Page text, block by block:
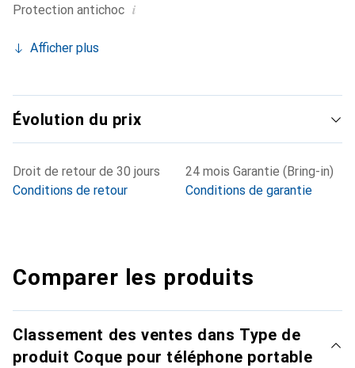
Protection antichoc i
Afficher plus
Évolution du prix
Droit de retour de 30 jours
Conditions de retour
24 mois Garantie (Bring-in)
Conditions de garantie
Comparer les produits
Classement des ventes dans Type de
produit Coque pour téléphone portable